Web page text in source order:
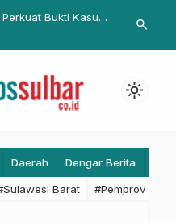
Ranperda
APBD 2021 ke DPRD
search
light_mode
Daerah Dengar Berita
Barat #Pemprov